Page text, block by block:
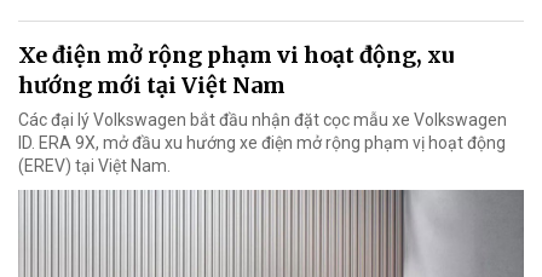
Xe điện mở rộng phạm vi hoạt động, xu
hướng mới tại Việt Nam
Các đại lý Volkswagen bắt đầu nhận đặt cọc mẫu xe Volkswagen
ID. ERA 9X, mở đầu xu hướng xe điện mở rộng phạm vị hoạt động
(EREV) tại Việt Nam.